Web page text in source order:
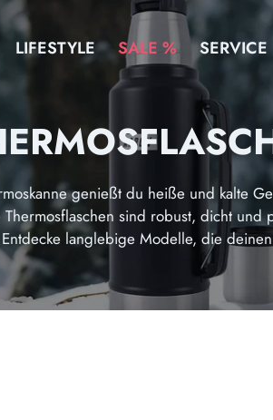
LIFESTYLE SALE % SERVICE
genießt du heiße und kalte
Thermosflaschen sind robust, dicht
langlebige Modelle, die